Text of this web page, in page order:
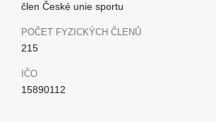
člen České unie sportu
POČET FYZICKÝCH ČLENŮ
215
IČO
15890112